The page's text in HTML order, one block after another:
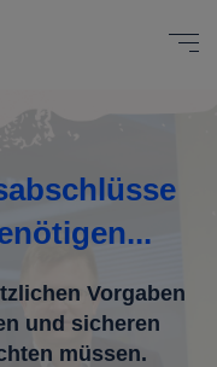
Vorgaben
und sicheren
müssen.